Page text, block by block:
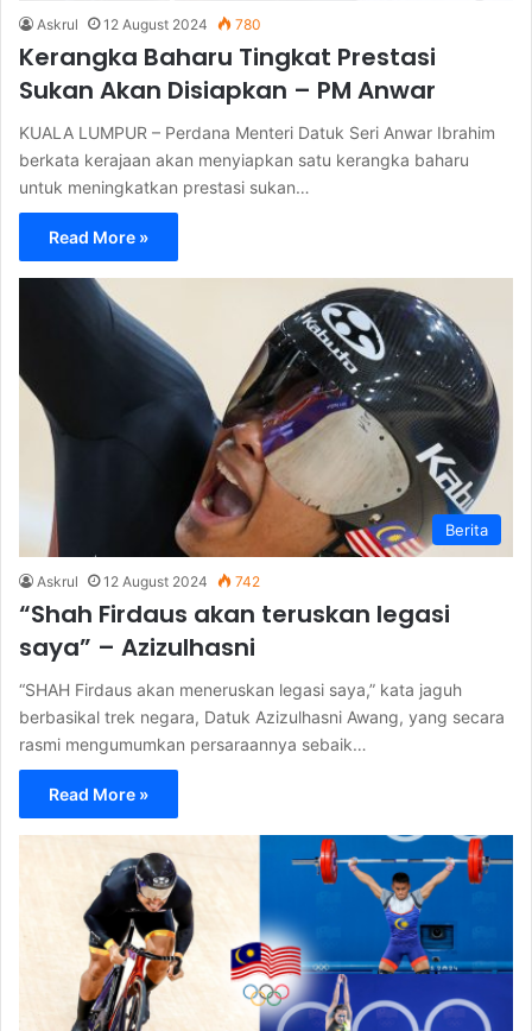
Askrul 12 August 2024 780
Kerangka Baharu Tingkat Prestasi
Sukan Akan Disiapkan – PM Anwar
KUALA LUMPUR – Perdana Menteri Datuk Seri Anwar Ibrahim
berkata kerajaan akan menyiapkan satu kerangka baharu
untuk meningkatkan prestasi sukan…
Read More »
Berita
Askrul 12 August 2024 742
“Shah Firdaus akan teruskan legasi
saya” – Azizulhasni
“SHAH Firdaus akan meneruskan legasi saya,” kata jaguh
berbasikal trek negara, Datuk Azizulhasni Awang, yang secara
rasmi mengumumkan persaraannya sebaik…
Read More »